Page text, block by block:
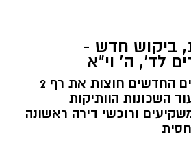
ביקוש חדש -
לד', ה' וי"א
עסקאות בפרויקטים החדשים חוצות את רף 2
השכונות הוותיקות
ורוכשי דירה ראשונה